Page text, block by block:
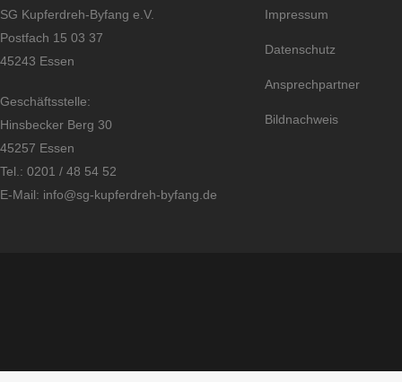
SG Kupferdreh-Byfang e.V.
Postfach 15 03 37
45243 Essen
Geschäftsstelle:
Hinsbecker Berg 30
45257 Essen
Tel.: 0201 / 48 54 52
E-Mail: info@sg-kupferdreh-byfang.de
Impressum
Datenschutz
Ansprechpartner
Bildnachweis